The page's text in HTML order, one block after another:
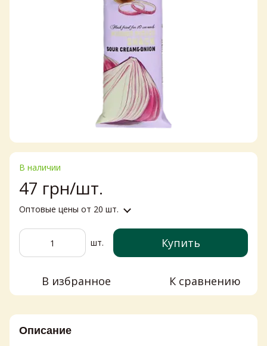
В наличии
47 грн/шт.
Оптовые цены от 20 шт.
шт. Купить
В избранное К сравнению
Описание